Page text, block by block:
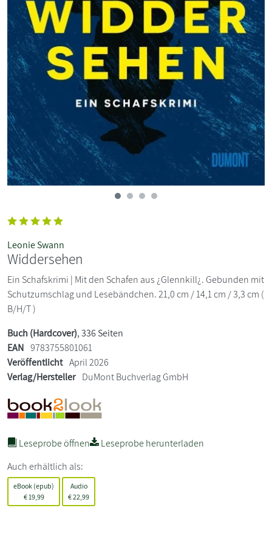
Leonie Swann
Widdersehen
Ein Schafskrimi | Mit den Schafen aus ¿Glennkill¿. Gebunden mit
Schutzumschlag und Lesebändchen. 21,0 cm / 14,1 cm / 3,3 cm (
B/H/T )
Buch (Hardcover), 336 Seiten
EAN 9783755801061
Veröffentlicht April 2026
Verlag/Hersteller DuMont Buchverlag GmbH
Leseprobe öffnen
Leseprobe herunterladen
Auch erhältlich als:
eBook (epub)
€19,99
Audio
€22,99